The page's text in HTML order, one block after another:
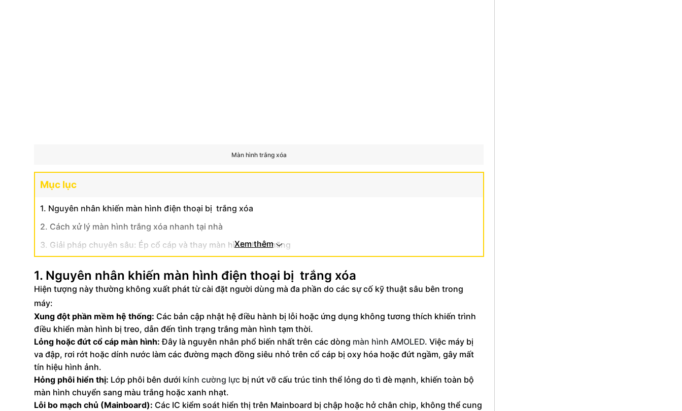
Màn hình trắng xóa
Mục lục
1. Nguyên nhân khiến màn hình điện thoại bị trắng xóa
2. Cách xử lý màn hình trắng xóa nhanh tại nhà
3. Giải pháp chuyên sâu: Ép cổ cáp và thay màn hình chính hãng
Xem thêm
1. Nguyên nhân khiến màn hình điện thoại bị trắng xóa
Hiện tượng này thường không xuất phát từ cài đặt người dùng mà đa phần do các sự cố kỹ thuật sâu bên trong
máy:
Xung đột phần mềm hệ thống: Các bản cập nhật hệ điều hành bị lỗi hoặc ứng dụng không tương thích khiến trình
điều khiển màn hình bị treo, dẫn đến tình trạng trắng màn hình tạm thời.
Lỏng hoặc đứt cổ cáp màn hình: Đây là nguyên nhân phổ biến nhất trên các dòng màn hình AMOLED. Việc máy bị
va đập, rơi rớt hoặc dính nước làm các đường mạch đồng siêu nhỏ trên cổ cáp bị oxy hóa hoặc đứt ngầm, gây mất
tín hiệu hình ảnh.
Hỏng phôi hiển thị: Lớp phôi bên dưới kính cường lực bị nứt vỡ cấu trúc tinh thể lỏng do tì đè mạnh, khiến toàn bộ
màn hình chuyển sang màu trắng hoặc xanh nhạt.
Lỗi bo mạch chủ (Mainboard): Các IC kiểm soát hiển thị trên Mainboard bị chập hoặc hở chân chip, không thể cung